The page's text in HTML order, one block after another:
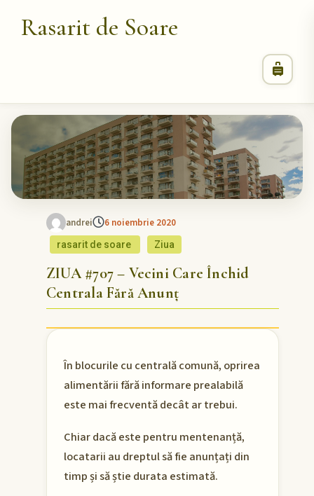
Rasarit de Soare
andrei 6 noiembrie 2020
rasarit de soare Ziua
ZIUA #707 – Vecini Care Închid
Centrala Fără Anunț
În blocurile cu centrală comună, oprirea
alimentării fără informare prealabilă
este mai frecventă decât ar trebui.
Chiar dacă este pentru mentenanță,
locatarii au dreptul să fie anunțați din
timp și să știe durata estimată.